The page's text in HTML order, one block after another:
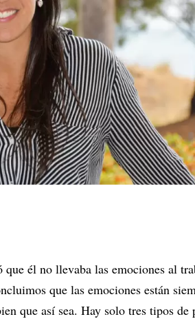
él no llevaba las emociones al
que las emociones están
que así sea. Hay solo tres tipos de